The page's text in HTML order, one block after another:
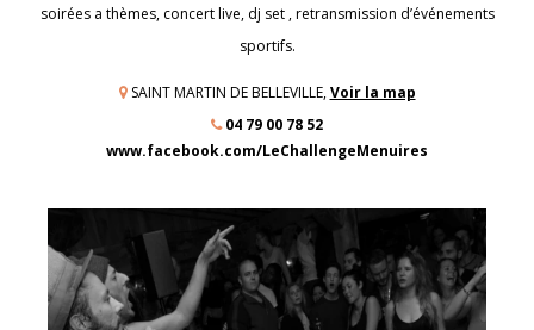
soirées a thèmes, concert live, dj set , retransmission d’événements
sportifs.
SAINT MARTIN DE BELLEVILLE,Voir la map
04 79 00 78 52
www.facebook.com/LeChallengeMenuires